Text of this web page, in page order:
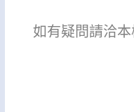
如有疑問請洽